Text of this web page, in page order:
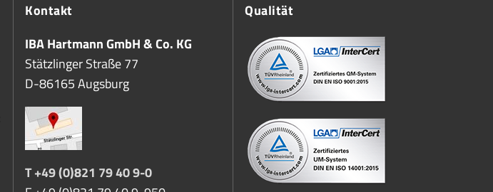
Kontakt
IBA Hartmann GmbH & Co. KG
Stätzlinger Straße 77
D-86165 Augsburg
T +49 (0)821 79 40 9-0
Qualität